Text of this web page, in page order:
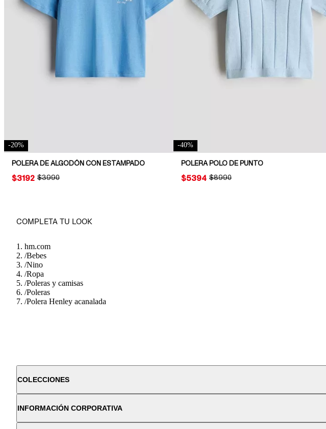
-20%
POLERA DE ALGODÓN CON ESTAMPADO
ORIGINAL PRICE:
$3990
PRICE:
$3192
-40%
POLERA POLO DE PUNTO
ORIGINAL PRICE:
$8990
PRICE:
$5394
COMPLETA TU LOOK
hm.com
/Bebes
/Nino
/Ropa
/Poleras y camisas
/Poleras
/Polera Henley acanalada
COLECCIONES
INFORMACIÓN CORPORATIVA